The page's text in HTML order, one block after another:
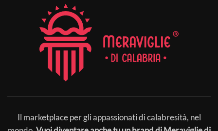
Il marketplace per gli appassionati di calabresità, nel